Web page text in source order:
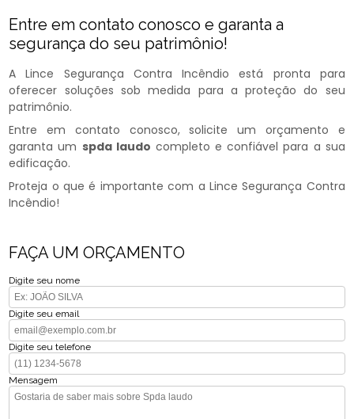
Entre em contato conosco e garanta a
segurança do seu patrimônio!
A Lince Segurança Contra Incêndio está pronta para
oferecer soluções sob medida para a proteção do seu
patrimônio.
Entre em contato conosco, solicite um orçamento e
garanta um spda laudo completo e confiável para a sua
edificação.
Proteja o que é importante com a Lince Segurança Contra
Incêndio!
FAÇA UM ORÇAMENTO
Digite seu nome
Digite seu email
Digite seu telefone
Mensagem